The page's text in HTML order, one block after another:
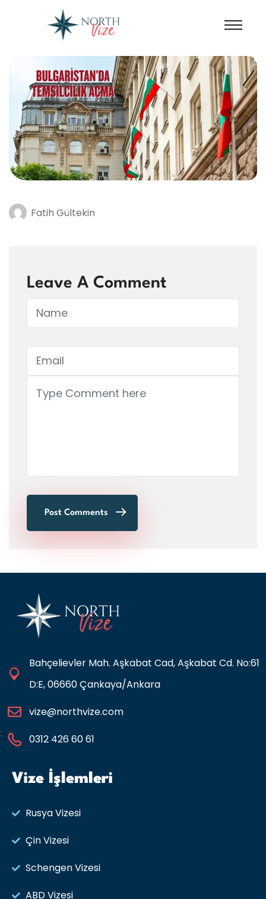
Fatih Gültekin
Leave A Comment
Post Comments
Bahçelievler Mah. Aşkabat Cad, Aşkabat Cd. No:61
D:E, 06660 Çankaya/Ankara
vize@northvize.com
0312 426 60 61
Vize İşlemleri
Rusya Vizesi​
Çin Vizesi
Schengen Vizesi
ABD Vizesi